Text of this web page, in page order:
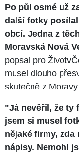
Po půl osmé už
další fotky
obcí. Jedna z
Moravská Nová
popsal pro
musel dlouho
skutečně z Moravy.
"Já nevěřil, že ty
jsem si musel
nějaké firmy,
nápisy. Nemohl